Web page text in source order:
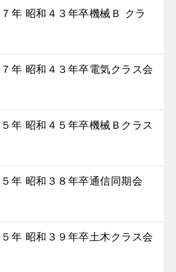
年 昭和４３年卒機械Ｂ クラ
年 昭和４３年卒電気クラス会
年 昭和４５年卒機械Ｂクラス
年 昭和３８年卒通信同期会
年 昭和３９年卒土木クラス会